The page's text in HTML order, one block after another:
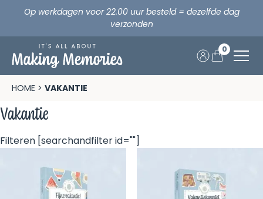
Op werkdagen voor 22.00 uur besteld = dezelfde dag
verzonden
0
Skip
to
Home
Opa & Oma
Vakantie
HOME > VAKANTIE
Vakantie
Filteren [searchandfilter id=""]